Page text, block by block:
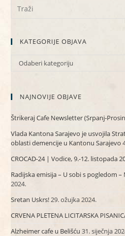
KATEGORIJE OBJAVA
KATEGORIJE
Odaberi kategoriju
NAJNOVIJE OBJAVE
Štrikeraj Cafe Newsletter (Srpanj-
Vlada Kantona Sarajevo je usvojila
oblasti demencije u Kantonu Sarajevo
CROCAD-24 | Vodice, 9.-12. listopada
Radijska emisija – U sobi s pogledom
2024.
Sretan Uskrs!29. ožujka 2024.
CRVENA PLETENA LICITARSKA
Alzheimer cafe u Belišću 31. siječnja